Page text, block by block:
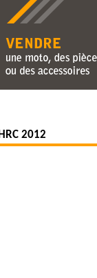
une moto, des
accessoires
2012